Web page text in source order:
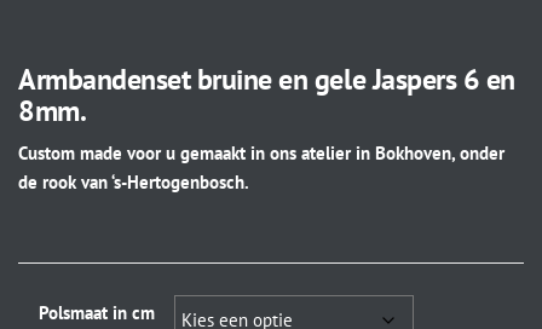
Armbandenset bruine en gele Jaspers 6 en
8mm.
Custom made voor u gemaakt in ons atelier in Bokhoven, onder
de rook van ‘s-Hertogenbosch.
Polsmaat in cm